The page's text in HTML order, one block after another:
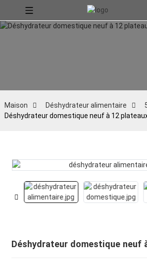
Maison Déshydrateur alimentaire
Déshydrateur domestique neuf à 12
Déshydrateur domestique neuf